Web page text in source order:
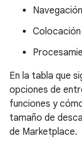
En la tabla que
opciones de
funciones y
tamaño de
de Marketplace.